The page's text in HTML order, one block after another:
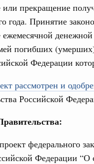
прекращение
года. Принятие
ежемесячной
погибших
Федерации
рассмотрен и
Российской
федерального
Федерации “О
2 июля, четверг
(2026 год,
25 июня, четверг
(2026 год,
бюджетные